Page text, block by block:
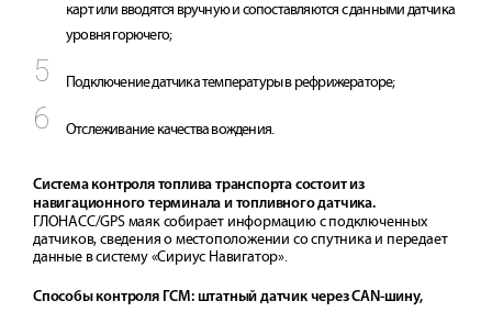
карт или вводятся вручную и сопоставляются с данными датчика
уровня горючего;
Подключение датчика температуры в рефрижераторе;
Отслеживание качества вождения.
Система контроля топлива транспорта состоит из
навигационного терминала и топливного датчика.
ГЛОНАСС/GPS маяк собирает информацию с подключенных
датчиков, сведения о местоположении со спутника и передает
данные в систему «Сириус Навигатор».
Способы контроля ГСМ: штатный датчик через CAN-шину,